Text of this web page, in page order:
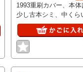
1993重刷カバー、本
少し古本シミ、中くら